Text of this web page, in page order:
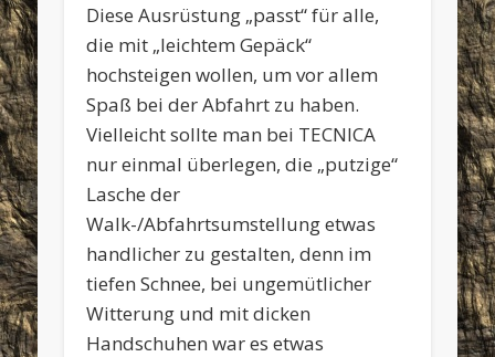
Diese Ausrüstung „passt“ für alle,
die mit „leichtem Gepäck“
hochsteigen wollen, um vor allem
Spaß bei der Abfahrt zu haben.
Vielleicht sollte man bei TECNICA
nur einmal überlegen, die „putzige“
Lasche der
Walk-/Abfahrtsumstellung etwas
handlicher zu gestalten, denn im
tiefen Schnee, bei ungemütlicher
Witterung und mit dicken
Handschuhen war es etwas